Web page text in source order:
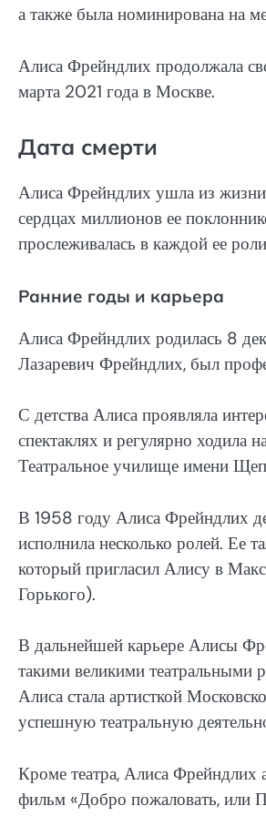
а также была номинирована на
Алиса Фрейндлих продолжала
марта 2021 года в Москве.
Дата смерти
Алиса Фрейндлих ушла из жизни
сердцах миллионов ее
прослеживалась в каждой ее
Ранние годы и карьера
Алиса Фрейндлих родилась 8
Лазаревич Фрейндлих, был
С детства Алиса проявляла
спектаклях и регулярно ходила
Театральное училище имени
В 1958 году Алиса Фрейндлих
исполнила несколько ролей. Ее
который пригласил Алису в
Горького).
В дальнейшей карьере Алисы
такими великими
Алиса стала артисткой
успешную театральную
Кроме театра, Алиса Фрейндлих
фильм «Добро пожаловать, или